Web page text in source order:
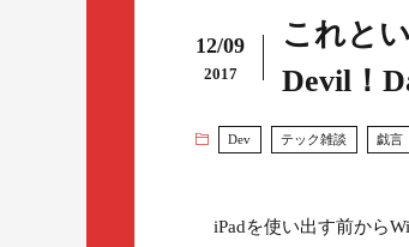
12/09
2017
これと
Devil！
Dev テック雑談 戯言
iPadを使い出す前から